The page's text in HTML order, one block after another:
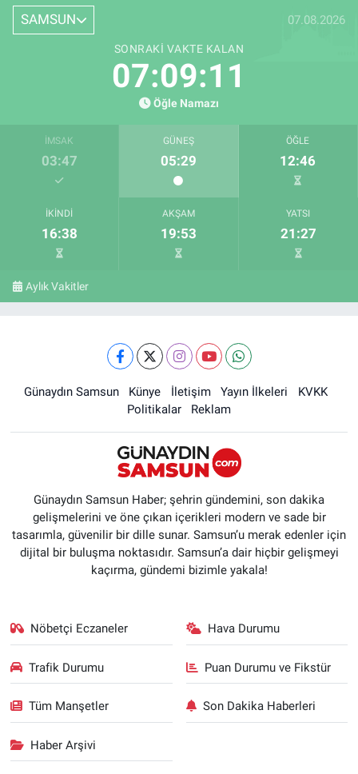
SAMSUN 07.08.2026
SONRAKI VAKTE KALAN
07:09:10
Öğle Namazı
İMSAK
03:47
GÜNEŞ
05:29
ÖĞLE
12:46
İKINDI
16:38
AKŞAM
19:53
YATSI
21:27
Aylık Vakitler
Günaydın Samsun Künye İletişim Yayın İlkeleri
KVKK
Politikalar
Reklam
Günaydın Samsun Haber; şehrin gündemini, son dakika
gelişmelerini ve öne çıkan içerikleri modern ve sade bir
tasarımla, güvenilir bir dille sunar. Samsun’u merak edenler için
dijital bir buluşma noktasıdır. Samsun’a dair hiçbir gelişmeyi
kaçırma, gündemi bizimle yakala!
Nöbetçi Eczaneler Hava Durumu
Trafik Durumu Puan Durumu ve Fikstür
Tüm Manşetler Son Dakika Haberleri
Haber Arşivi